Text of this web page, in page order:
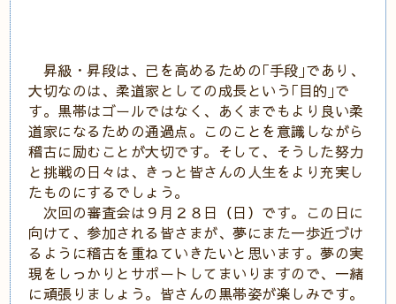
昇級・昇段は、己を高めるための｢手段｣であり、
大切なのは、柔道家としての成長という｢目的｣で
す。黒帯はゴールではなく、あくまでもより良い柔
道家になるための通過点。このことを意識しながら
稽古に励むことが大切です。そして、そうした努力
と挑戦の日々は、きっと皆さんの人生をより充実し
たものにするでしょう。
次回の審査会は９月２８日（日）です。この日に
向けて、参加される皆さまが、夢にまた一歩近づけ
るように稽古を重ねていきたいと思います。夢の実
現をしっかりとサポートしてまいりますので、一緒
に頑張りましょう。皆さんの黒帯姿が楽しみです。